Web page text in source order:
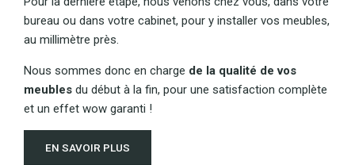
bureau ou dans votre cabinet, pour y installer vos meubles,
au millimètre près.
Nous sommes donc en charge de la qualité de vos
meubles du début à la fin, pour une satisfaction complète
et un effet wow garanti !
EN SAVOIR PLUS